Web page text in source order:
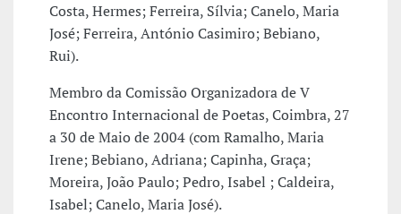
Costa, Hermes; Ferreira, Sílvia; Canelo, Maria
José; Ferreira, António Casimiro; Bebiano,
Rui).
Membro da Comissão Organizadora de V
Encontro Internacional de Poetas, Coimbra, 27
a 30 de Maio de 2004 (com Ramalho, Maria
Irene; Bebiano, Adriana; Capinha, Graça;
Moreira, João Paulo; Pedro, Isabel ; Caldeira,
Isabel; Canelo, Maria José).